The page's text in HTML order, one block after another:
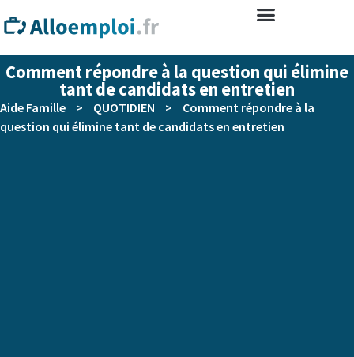
Comment répondre à la question qui élimine
tant de candidats en entretien
Aide Famille > QUOTIDIEN >
Comment répondre à la
question qui élimine tant de candidats en entretien